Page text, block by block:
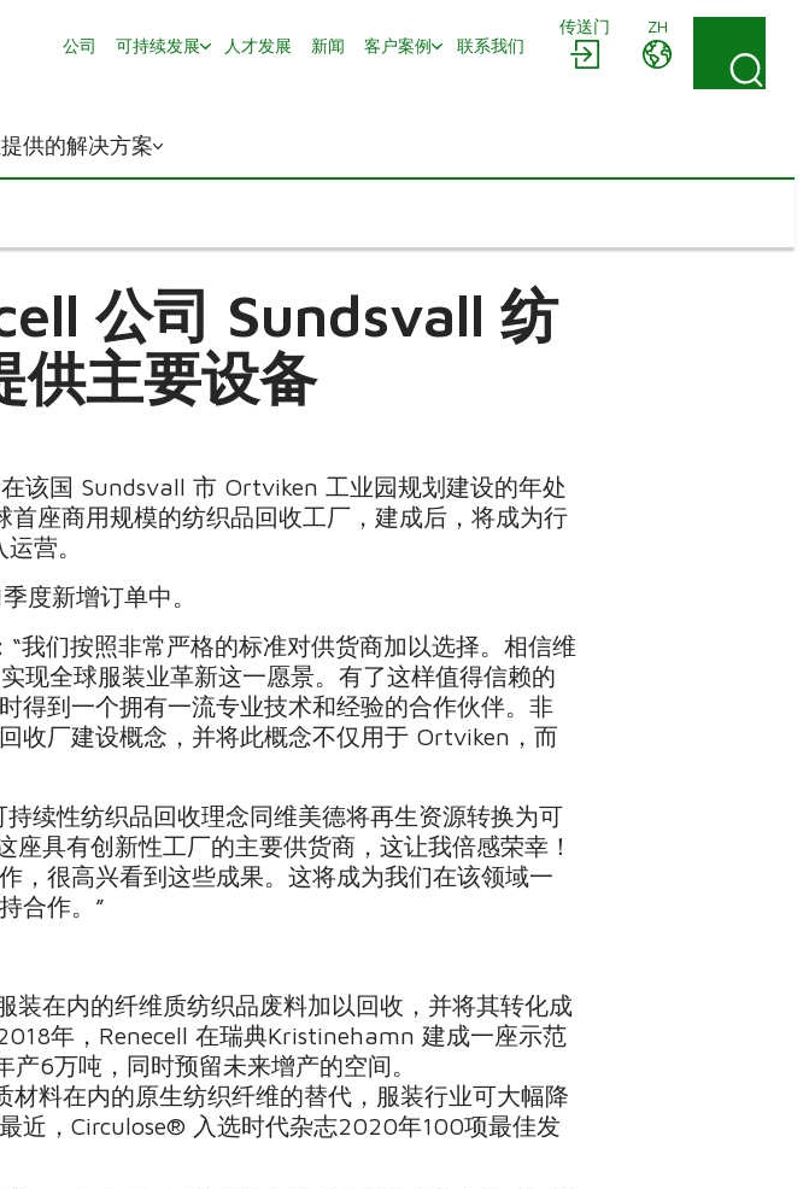
传送门
ZH
公司
可持续发展 人才发展 新闻 客户案例 联系我们
供的解决方案
公司 Sundsvall 纺
供主要设备
该国 Sundsvall 市 Ortviken 工业园规划建设的年处
座商用规模的纺织品回收工厂，建成后，将成为行
营。
度新增订单中。
“我们按照非常严格的标准对供货商加以选择。相信维
现全球服装业革新这一愿景。有了这样值得信赖的
得到一个拥有一流专业技术和经验的合作伙伴。非
收厂建设概念，并将此概念不仅用于 Ortviken，而
持续性纺织品回收理念同维美德将再生资源转换为可
具有创新性工厂的主要供货商，这让我倍感荣幸！
，很高兴看到这些成果。这将成为我们在该领域一
合作。”
装在内的纤维质纺织品废料加以回收，并将其转化成
年，Renecell 在瑞典Kristinehamn 建成一座示范
6万吨，同时预留未来增产的空间。
料在内的原生纺织纤维的替代，服装行业可大幅降
近，Circulose® 入选时代杂志2020年100项最佳发